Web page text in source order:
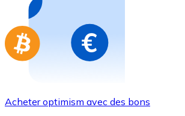
Aller à la boutique de cartes-cadeaux
Acheter optimism avec des bons